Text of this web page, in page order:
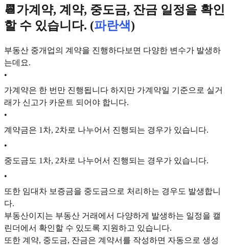
📆가계약, 계약, 중도금, 잔금 일정을 확인
할 수 있습니다. (파란색)
부동산 중개업의 계약을 진행하다보면 다양한 변수가 발생하
는데요.
•
가계약은 한 번만 진행됩니다 하지만 가계약일 기준으로 실거
래가 신고가 카운트 되어야 합니다.
•
계약금은 1차, 2차로 나누어서 진행되는 경우가 있습니다.
•
중도금도 1차, 2차로 나누어서 진행되는 경우가 있습니다.
•
또한 임대차 보증금을 중도금으로 처리하는 경우도 발생합니
다.
부동산이지는 부동산 거래에서 다양하게 발생하는 일정을 캘
린더에서 확인할 수 있도록 지원하고 있습니다.
또한 계약, 중도금, 잔금은 계약서를 작성하면 자동으로 생성